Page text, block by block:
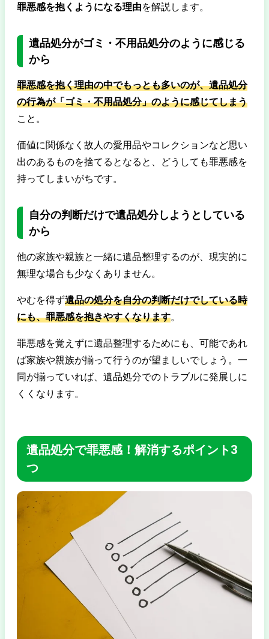
罪悪感を抱くようになる理由を解説します。
遺品処分がゴミ・不用品処分のように感じる
から
罪悪感を抱く理由の中でもっとも多いのが、遺品処分
の行為が「ゴミ・不用品処分」のように感じてしまう
こと。
価値に関係なく故人の愛用品やコレクションなど思い
出のあるものを捨てるとなると、どうしても罪悪感を
持ってしまいがちです。
自分の判断だけで遺品処分しようとしている
から
他の家族や親族と一緒に遺品整理するのが、現実的に
無理な場合も少なくありません。
やむを得ず遺品の処分を自分の判断だけでしている時
にも、罪悪感を抱きやすくなります。
罪悪感を覚えずに遺品整理するためにも、可能であれ
ば家族や親族が揃って行うのが望ましいでしょう。一
同が揃っていれば、遺品処分でのトラブルに発展しに
くくなります。
遺品処分で罪悪感！解消するポイント3
つ